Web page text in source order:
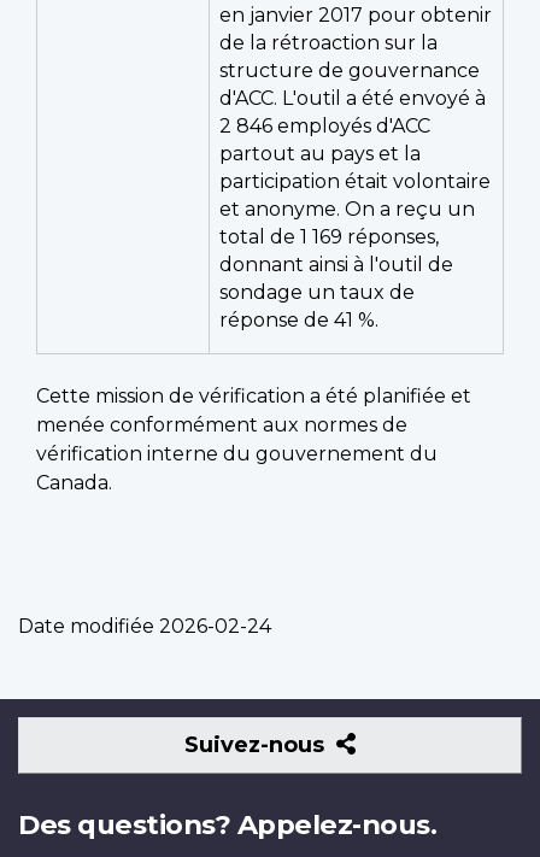
en janvier 2017 pour obtenir
de la rétroaction sur la
structure de gouvernance
d'ACC. L'outil a été envoyé à
2 846 employés d'ACC
partout au pays et la
participation était volontaire
et anonyme. On a reçu un
total de 1 169 réponses,
donnant ainsi à l'outil de
sondage un taux de
réponse de 41 %.
Cette mission de vérification a été planifiée et
menée conformément aux normes de
vérification interne du gouvernement du
Canada.
Date modifiée 2026-02-24
Suivez-nous
Suivez-
nous
Des questions? Appelez-nous.